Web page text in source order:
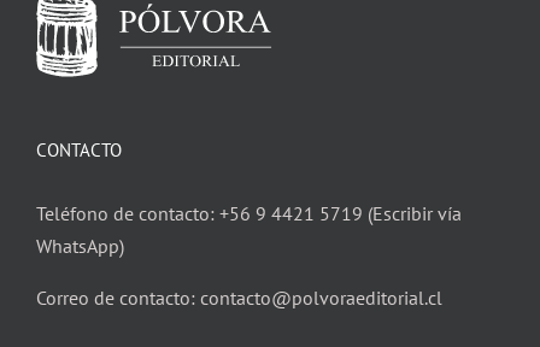
CONTACTO
Teléfono de contacto: +56 9 4421 5719 (Escribir vía
WhatsApp)
Correo de contacto: contacto@polvoraeditorial.cl